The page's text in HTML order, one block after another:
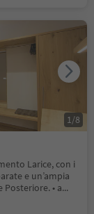
Larice, con i
e un’ampia
• a...
1 /8